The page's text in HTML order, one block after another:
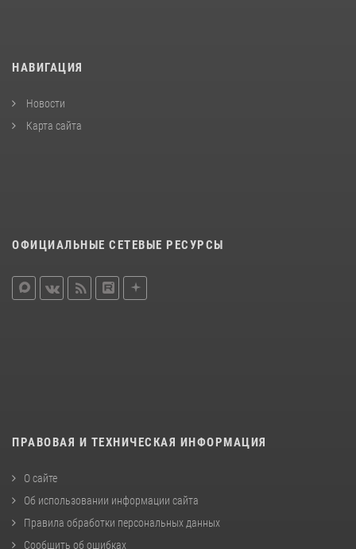
НАВИГАЦИЯ
Новости
Карта сайта
ОФИЦИАЛЬНЫЕ СЕТЕВЫЕ РЕСУРСЫ
ПРАВОВАЯ И ТЕХНИЧЕСКАЯ ИНФОРМАЦИЯ
О сайте
Об использовании информации сайта
Правила обработки персональных данных
Сообщить об ошибках